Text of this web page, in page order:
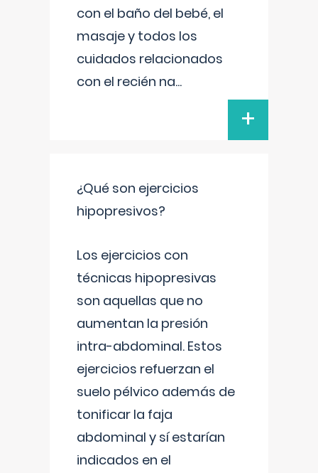
con el baño del bebé, el
masaje y todos los
cuidados relacionados
con el recién na...
+
¿Qué son ejercicios
hipopresivos?
Los ejercicios con
técnicas hipopresivas
son aquellas que no
aumentan la presión
intra-abdominal. Estos
ejercicios refuerzan el
suelo pélvico además de
tonificar la faja
abdominal y sí estarían
indicados en el